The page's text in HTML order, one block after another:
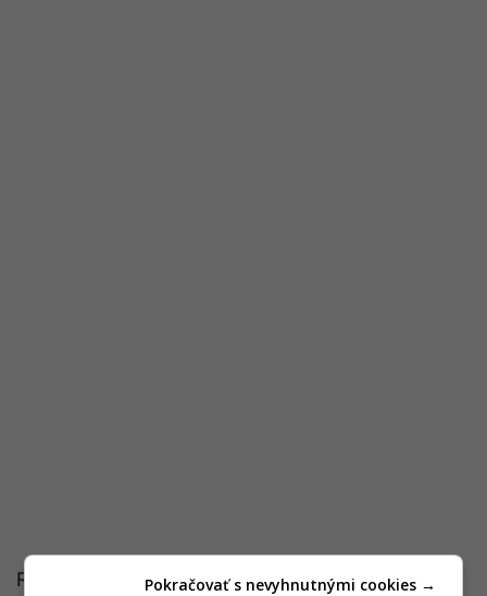
Rekuperácia vzduchu vo všetkých budovách Sky
Pokračovať s nevyhnutnými cookies →